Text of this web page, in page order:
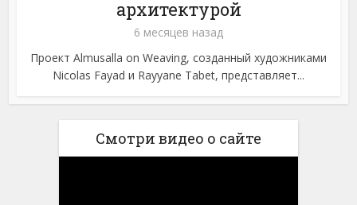
архитектурой
6 месяцев назад
Проект Almusalla on Weaving, созданный художниками
Nicolas Fayad и Rayyane Tabet, представляет...
Смотри видео о сайте